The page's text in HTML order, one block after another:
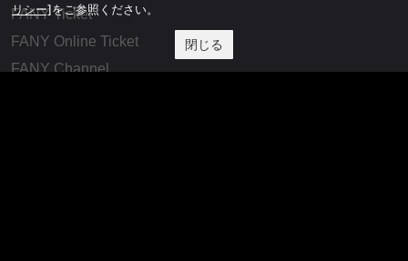
FANY Ticket
FANY Online Ticket
FANY Channel
リシー]をご参照ください。
閉じる